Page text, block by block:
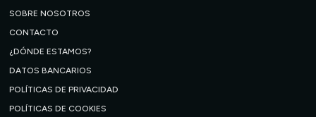
SOBRE NOSOTROS
CONTACTO
¿DÓNDE ESTAMOS?
DATOS BANCARIOS
POLÍTICAS DE PRIVACIDAD
POLÍTICAS DE COOKIES